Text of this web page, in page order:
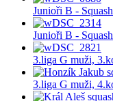
Junioři B -
Junioři B -
3.liga G muži,
3.liga G muži,